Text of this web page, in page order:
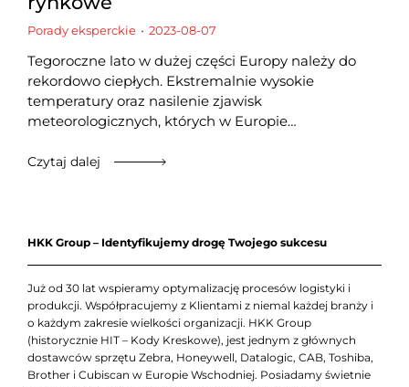
Porady eksperckie 2023-08-07
Tegoroczne lato w dużej części Europy należy do
rekordowo ciepłych. Ekstremalnie wysokie
temperatury oraz nasilenie zjawisk
meteorologicznych, których w Europie…
Czytaj dalej
HKK Group – Identyfikujemy drogę Twojego sukcesu
Już od 30 lat wspieramy optymalizację procesów logistyki i
produkcji. Współpracujemy z Klientami z niemal każdej branży i
o każdym zakresie wielkości organizacji. HKK Group
(historycznie HIT – Kody Kreskowe), jest jednym z głównych
dostawców sprzętu Zebra, Honeywell, Datalogic, CAB, Toshiba,
Brother i Cubiscan w Europie Wschodniej. Posiadamy świetnie